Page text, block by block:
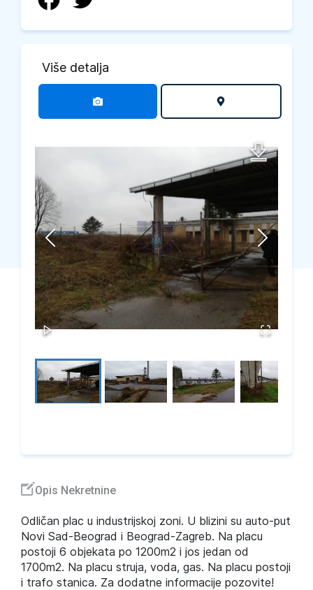
Više detalja
Opis Nekretnine
Odličan plac u industrijskoj zoni. U blizini su auto-put
Novi Sad-Beograd i Beograd-Zagreb. Na placu
postoji 6 objekata po 1200m2 i jos jedan od
1700m2. Na placu struja, voda, gas. Na placu postoji
i trafo stanica. Za dodatne informacije pozovite!